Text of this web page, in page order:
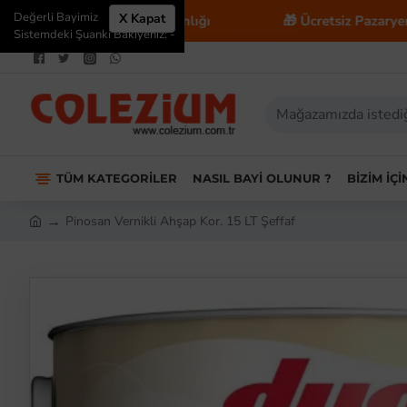
Danışmanlığı 🎁 Ücretsiz Pazaryeri
TÜM KATEGORILER NASIL BAYI OLUNUR ? BIZIM
X Kapat
Değerli Bayimiz
Sistemdeki Şuanki Bakiyeniz: -
Pinosan Vernikli Ahşap Kor. 15 LT Şeffaf